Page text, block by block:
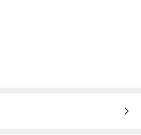
뜻한 회고록. 닥터 도티는 극복할 수
하고, 자신의 삶을 바꾼 선물을 받고
든 것을 다 잃어버린 후, 결국 심장
정신이 제대로 형성될 수 있다는 이
수, 『오리지널스』 저자
책. 감성과 발견이 어우러진 강렬한
술가게, 우리가 필요할 때면 언제든지